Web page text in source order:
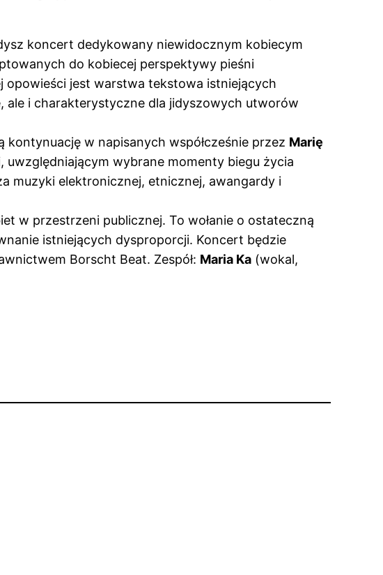
koncert dedykowany niewidocznym kobiecym
do kobiecej perspektywy pieśni
opowieści jest warstwa tekstowa istniejących
ale i charakterystyczne dla jidyszowych utworów
w napisanych współcześnie przez Marię
wybrane momenty biegu życia
muzyki elektronicznej, etnicznej, awangardy i
w przestrzeni publicznej. To wołanie o ostateczną
istniejących dysproporcji. Koncert będzie
Borscht Beat. Zespół: Maria Ka (wokal,